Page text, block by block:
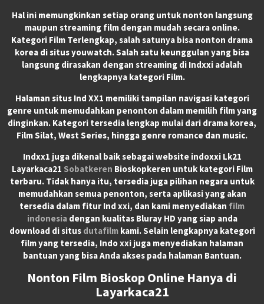
Hal ini memungkinkan setiap orang untuk nonton langsung
maupun streaming film dengan mudah secara online.
Kategori Film Terlengkap, salah satunya bisa nonton drama
korea di situs youwatch. Salah satu keunggulan yang bisa
langsung dirasakan dengan streaming di Indxxi adalah
lengkapnya kategori Film.
Halaman situs Ind XX1 memiliki tampilan navigasi kategori
genre untuk memudahkan penonton dalam memilih film yang
dinginkan. Kategori tersedia lengkap mulai dari drama korea,
Film Silat, West Series, hingga genre romance dan music.
Indxx1 juga dikenal baik sebagai website indoxxi Lk21
Layarkaca21 Sobatkeren Bioskopkeren untuk kategori Film
terbaru. Tidak hanya itu, tersedia juga pilihan negara untuk
memudahkan semua penonton, serta aplikasi yang akan
tersedia dalam fitur Ind xxi, dan kami menyediakan film
indonesiadengan kualitas Bluray HD yang siap anda
download di situs dutafilmkami. Selain lengkapnya kategori
film yang tersedia, Indo xxi juga menyediakan halaman
bantuan yang bisa Anda akses pada halaman Bantuan.
Nonton Film Bioskop Online Hanya di
Layarkaca21